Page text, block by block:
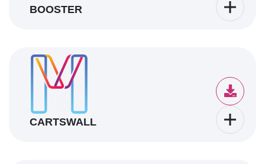
BOOSTER
CARTSWALL